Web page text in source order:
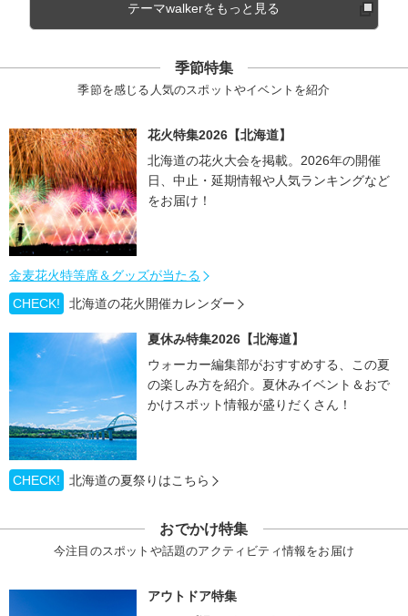
テーマwalkerをもっと見る
季節特集
季節を感じる人気のスポットやイベントを紹介
花火特集2026【北海道】
北海道の花火大会を掲載。2026年の開催
日、中止・延期情報や人気ランキングなど
をお届け！
金麦花火特等席＆グッズが当たる
CHECK!
北海道の花火開催カレンダー
夏休み特集2026【北海道】
ウォーカー編集部がおすすめする、この夏
の楽しみ方を紹介。夏休みイベント＆おで
かけスポット情報が盛りだくさん！
CHECK! 北海道の夏祭りはこちら
おでかけ特集
今注目のスポットや話題のアクティビティ情報をお届け
アウトドア特集